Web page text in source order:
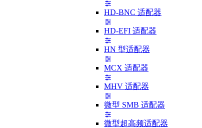
HD-BNC 适配器
HD-EFI 适配器
HN 型适配器
MCX 适配器
MHV 适配器
微型 SMB 适配器
微型超高频适配器